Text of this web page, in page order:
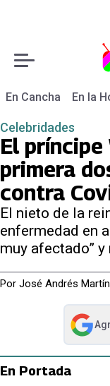
En Cancha En la
Celebridades
El
primera
contra
El nieto de la
enfermedad en
muy afectado”
Por José Andrés
abre en
En Portada